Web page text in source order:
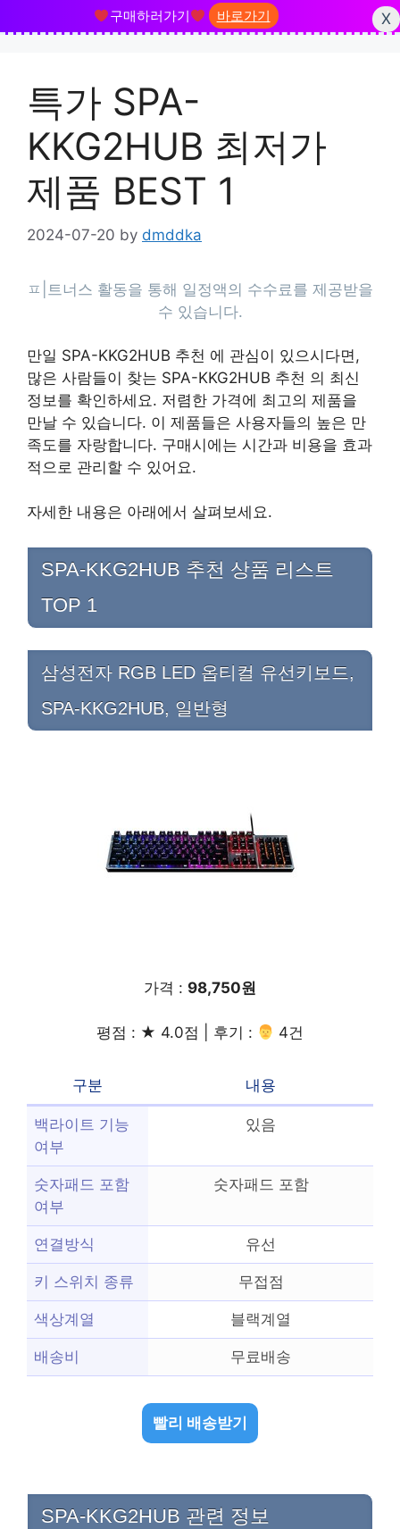
구매하러가기 바로가기
X
content특가 SPA-
KKG2HUB 최저가
제품 BEST 1
2024-07-20 by dmddka
만일 SPA-KKG2HUB 추천 에 관심이 있으시다면,
많은 사람들이 찾는 SPA-KKG2HUB 추천 의 최신
정보를 확인하세요. 저렴한 가격에 최고의 제품을
만날 수 있습니다. 이 제품들은 사용자들의 높은 만
족도를 자랑합니다. 구매시에는 시간과 비용을 효과
적으로 관리할 수 있어요.
자세한 내용은 아래에서 살펴보세요.
SPA-KKG2HUB 추천 상품 리스트
TOP 1
삼성전자 RGB LED 옵티컬 유선키보드,
SPA-KKG2HUB, 일반형
가격 : 98,750원
평점 : ★ 4.0점 | 후기 : ‍‍ 4건
구분 내용
백라이트 기능
여부
있음
숫자패드 포함
여부
숫자패드 포함
연결방식 유선
키 스위치 종류 무접점
색상계열 블랙계열
배송비 무료배송
빨리 배송받기
SPA-KKG2HUB 관련 정보